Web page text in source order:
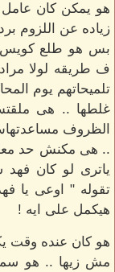
هو يمكن كان عامل
زياده عن اللزوم
بس هو طلع كويس
ف طريقه لولا
تلميحاتهم يوم
غلطها .. هى
الظروف
.. هى مكنش حد
ياترى لو كان
تقوله " اوعى يا
هيكمل على ايه !
هو كان عنده وقت
مش زيها .. هو